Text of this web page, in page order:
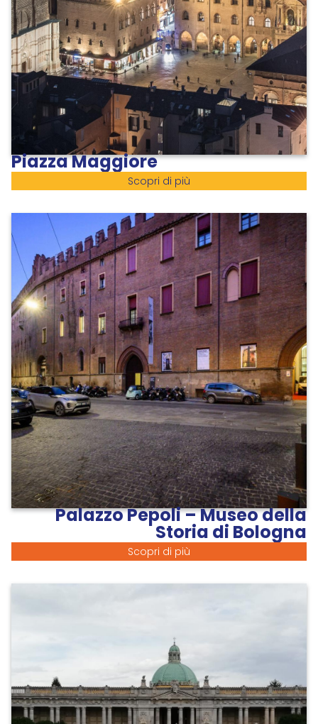
Piazza Maggiore
Scopri di più
Palazzo Pepoli – Museo della
Storia di Bologna
Scopri di più